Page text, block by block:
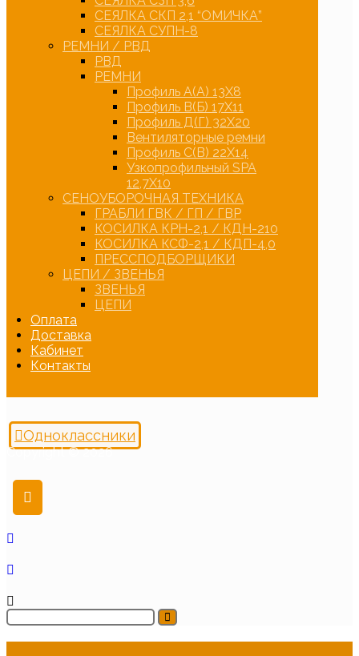
СЕЯЛКА СКП 2,1 “ОМИЧКА”
СЕЯЛКА СУПН-8
РЕМНИ / РВД
РВД
РЕМНИ
Профиль А(А) 13Х8
Профиль В(Б) 17Х11
Профиль Д(Г) 32Х20
Вентиляторные ремни
Профиль С(В) 22Х14
Узкопрофильный SPA
12,7Х10
СЕНОУБОРОЧНАЯ ТЕХНИКА
ГРАБЛИ ГВК / ГП / ГВР
КОСИЛКА КРН-2,1 / КДН-210
КОСИЛКА КСФ-2,1 / КДП-4,0
ПРЕССПОДБОРЩИКИ
ЦЕПИ / ЗВЕНЬЯ
ЗВЕНЬЯ
ЦЕПИ
Оплата
Доставка
Кабинет
Контакты
Одноклассники
Copyright © 2026